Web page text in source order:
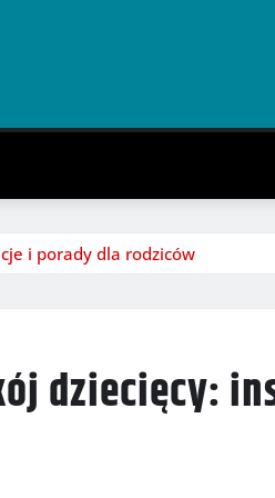
i porady dla rodziców
dziecięcy: